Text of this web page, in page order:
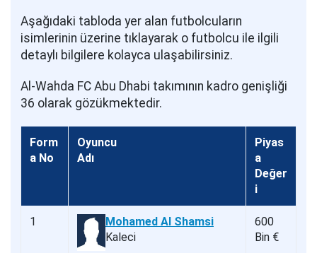
Aşağıdaki tabloda yer alan futbolcuların
isimlerinin üzerine tıklayarak o futbolcu ile ilgili
detaylı bilgilere kolayca ulaşabilirsiniz.
Al-Wahda FC Abu Dhabi takımının kadro genişliği
36 olarak gözükmektedir.
Form
a No
Oyuncu
Adı
Piyas
a
Değer
i
1
Mohamed Al Shamsi
Kaleci
600
Bin €